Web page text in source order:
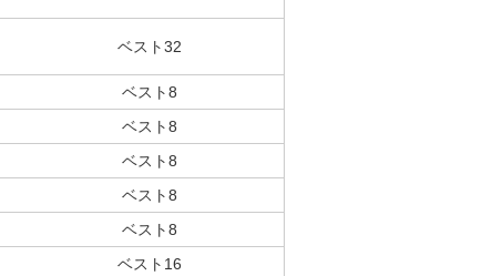
ベスト32
ベスト8
ベスト8
ベスト8
ベスト8
ベスト8
ベスト16